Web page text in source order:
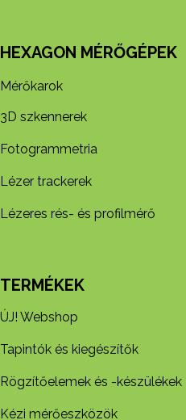
HEXAGON MÉRŐGÉPEK
Mérőkarok
3D szkennerek
Fotogrammetria
Lézer trackerek
Lézeres rés- és profilmérő
TERMÉKEK
ÚJ! Webshop
Tapintók és kiegészítők
Rögzítőelemek és -készül​ékek
Kézi mérőeszközök